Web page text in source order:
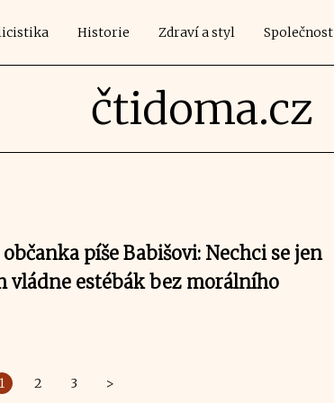
Historie Zdraví a styl Společnost
čtidoma.cz
píše Babišovi: Nechci se jen
vládne estébák bez morálního
1 2 3 >